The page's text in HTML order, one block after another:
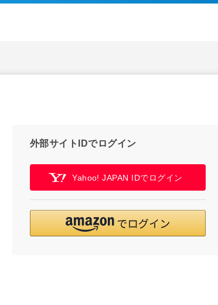
外部サイトIDでログイン
Yahoo! JAPAN IDでログイン